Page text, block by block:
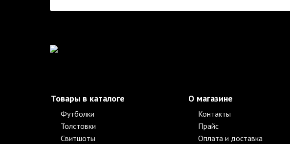
Товары в каталоге
Футболки
Толстовки
Свитшоты
О магазине
Контакты
Прайс
Оплата и доставка